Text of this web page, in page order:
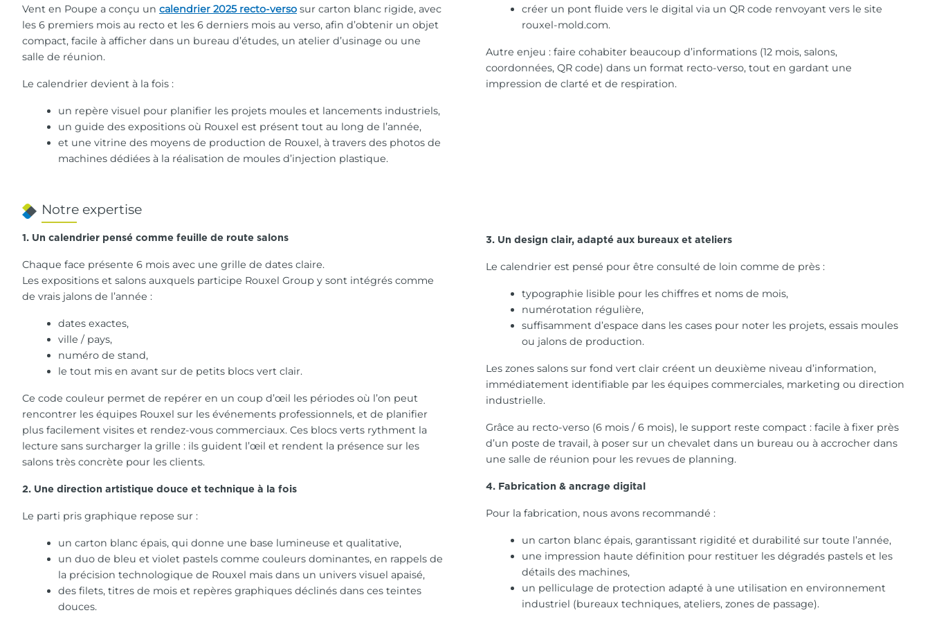
Vent en Poupe a conçu un calendrier 2025 recto-verso sur carton blanc rigide, avec
les 6 premiers mois au recto et les 6 derniers mois au verso, afin d’obtenir un objet
compact, facile à afficher dans un bureau d’études, un atelier d’usinage ou une
salle de réunion.
Le calendrier devient à la fois :
un repère visuel pour planifier les projets moules et lancements industriels,
un guide des expositions où Rouxel est présent tout au long de l’année,
et une vitrine des moyens de production de Rouxel, à travers des photos de
machines dédiées à la réalisation de moules d’injection plastique.
créer un pont fluide vers le digital via un QR code renvoyant vers le site
rouxel-mold.com.
Autre enjeu : faire cohabiter beaucoup d’informations (12 mois, salons,
coordonnées, QR code) dans un format recto-verso, tout en gardant une
impression de clarté et de respiration.
Notre expertise
1. Un calendrier pensé comme feuille de route salons
Chaque face présente 6 mois avec une grille de dates claire.
Les expositions et salons auxquels participe Rouxel Group y sont intégrés comme
de vrais jalons de l’année :
dates exactes,
ville / pays,
numéro de stand,
le tout mis en avant sur de petits blocs vert clair.
Ce code couleur permet de repérer en un coup d’œil les périodes où l’on peut
rencontrer les équipes Rouxel sur les événements professionnels, et de planifier
plus facilement visites et rendez-vous commerciaux. Ces blocs verts rythment la
lecture sans surcharger la grille : ils guident l’œil et rendent la présence sur les
salons très concrète pour les clients.
2. Une direction artistique douce et technique à la fois
Le parti pris graphique repose sur :
un carton blanc épais, qui donne une base lumineuse et qualitative,
un duo de bleu et violet pastels comme couleurs dominantes, en rappels de
la précision technologique de Rouxel mais dans un univers visuel apaisé,
des filets, titres de mois et repères graphiques déclinés dans ces teintes
douces.
3. Un design clair, adapté aux bureaux et ateliers
Le calendrier est pensé pour être consulté de loin comme de près :
typographie lisible pour les chiffres et noms de mois,
numérotation régulière,
suffisamment d’espace dans les cases pour noter les projets, essais moules
ou jalons de production.
Les zones salons sur fond vert clair créent un deuxième niveau d’information,
immédiatement identifiable par les équipes commerciales, marketing ou direction
industrielle.
Grâce au recto-verso (6 mois / 6 mois), le support reste compact : facile à fixer près
d’un poste de travail, à poser sur un chevalet dans un bureau ou à accrocher dans
une salle de réunion pour les revues de planning.
4. Fabrication & ancrage digital
Pour la fabrication, nous avons recommandé :
un carton blanc épais, garantissant rigidité et durabilité sur toute l’année,
une impression haute définition pour restituer les dégradés pastels et les
détails des machines,
un pelliculage de protection adapté à une utilisation en environnement
industriel (bureaux techniques, ateliers, zones de passage).